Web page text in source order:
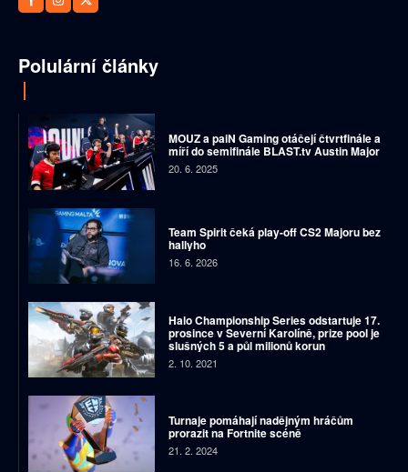
Polulární články
MOUZ a paiN Gaming otáčejí čtvrtfinále a
míří do semifinále BLAST.tv Austin Major
20. 6. 2025
Team Spirit čeká play-off CS2 Majoru bez
hallyho
16. 6. 2026
Halo Championship Series odstartuje 17.
prosince v Severní Karolíně, prize pool je
slušných 5 a půl milionů korun
2. 10. 2021
Turnaje pomáhají nadějným hráčům
prorazit na Fortnite scéně
21. 2. 2024